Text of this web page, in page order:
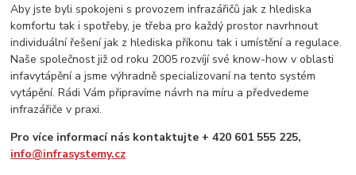
Aby jste byli spokojeni s provozem infrazářičů jak z hlediska
komfortu tak i spotřeby, je třeba pro každý prostor navrhnout
individuální řešení jak z hlediska příkonu tak i umístění a regulace.
Naše společnost již od roku 2005 rozvíjí své know-how v oblasti
infavytápění a jsme výhradně specializovaní na tento systém
vytápění. Rádi Vám připravíme návrh na míru a předvedeme
infrazářiče v praxi.
Pro více informací nás kontaktujte + 420 601 555 225,
info@infrasystemy.cz